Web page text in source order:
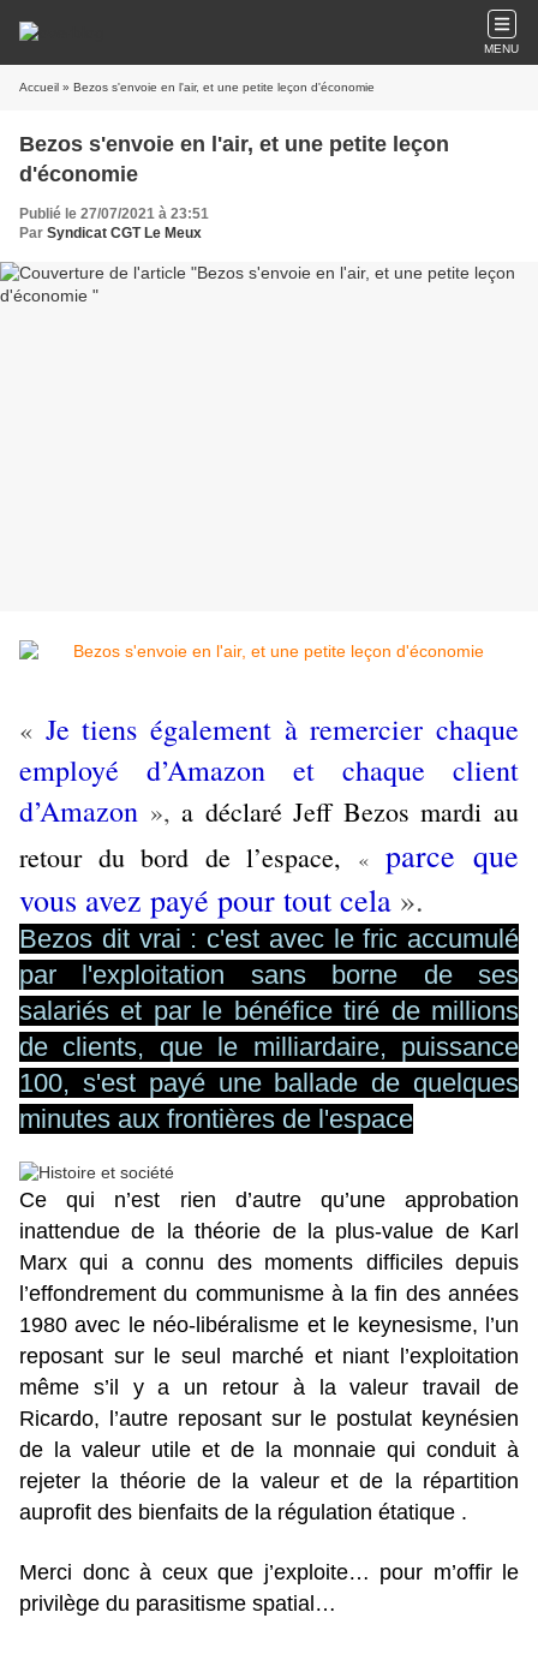
MENU
Accueil » Bezos s'envoie en l'air, et une petite leçon d'économie
Bezos s'envoie en l'air, et une petite leçon
d'économie
Publié le 27/07/2021 à 23:51
Par Syndicat CGT Le Meux
« Je tiens également à remercier chaque
employé d’Amazon et chaque client
d’Amazon »,a déclaré Jeff Bezos mardi au
retour du bord de l’espace,
«
parce que
vous avez payé pour tout cela ».
Bezos dit vrai : c'est avec le fric accumulé
par l'exploitation sans borne de ses
salariés et par le bénéfice tiré de millions
de clients, que le milliardaire, puissance
100, s'est payé une ballade de quelques
minutes aux frontières de l'espace
Ce qui n’est rien d’autre qu’une approbation
inattendue de la théorie de la plus-value de Karl
Marx qui a connu des moments difficiles depuis
l’effondrement du communisme à la fin des années
1980 avec le néo-libéralisme et le keynesisme, l’un
reposant sur le seul marché et niant l’exploitation
même s’il y a un retour à la valeur travail de
Ricardo, l’autre reposant sur le postulat keynésien
de la valeur utile et de la monnaie qui conduit à
rejeter la théorie de la valeur et de la répartition
auprofit des bienfaits de la régulation étatique .
Merci donc à ceux que j’exploite… pour m’offir le
privilège du parasitisme spatial…